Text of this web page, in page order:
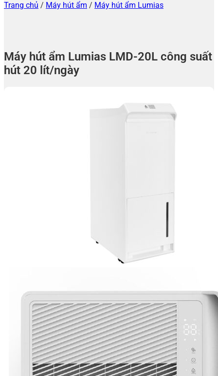
Trang chủ / Máy hút ẩm / Máy hút ẩm Lumias
Máy hút ẩm Lumias LMD-20L công suất
hút 20 lít/ngày